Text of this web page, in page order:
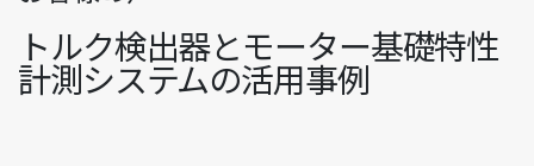
トルク検出器とモーター基礎特性
計測システムの活用事例